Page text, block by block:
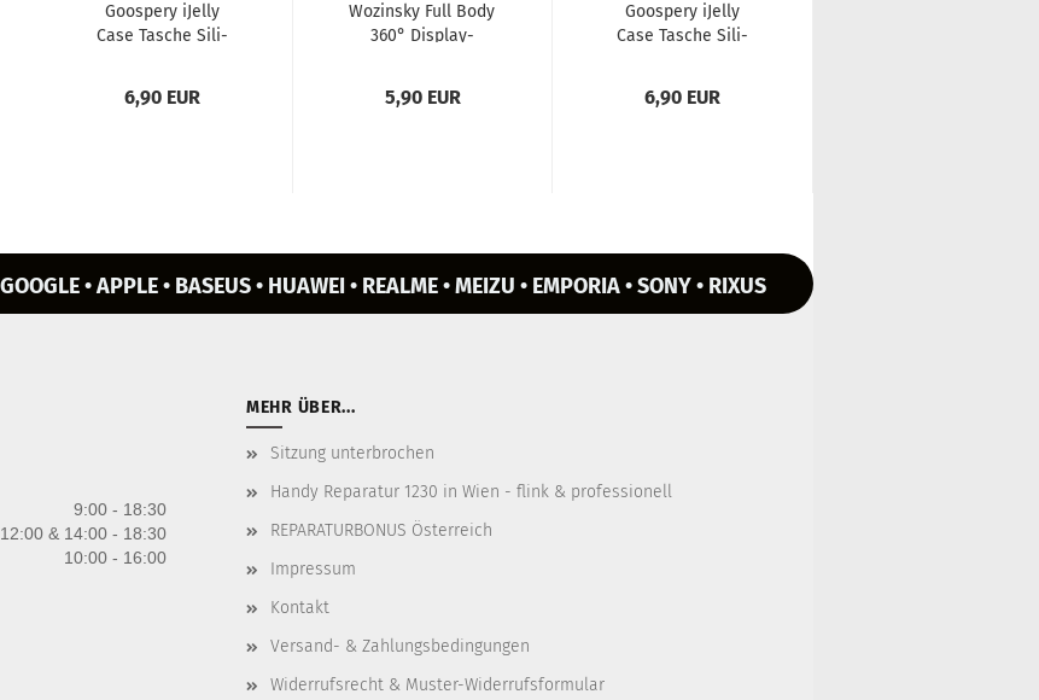
Goo­spe­ry iJel­ly
Case Ta­sche Si­li­
6,90 EUR
Wo­zin­sky Full Body
360° Dis­play­
5,90 EUR
Goo­spe­ry iJel­ly
Case Ta­sche Si­li­
6,90 EUR
• APPLE • BASEUS • HUAWEI • REALME • MEIZU • EMPORIA • SONY • RIXUS
9:00 - 18:30
& 14:00 - 18:30
10:00 - 16:00
MEHR ÜBER...
Sitzung unterbrochen
Handy Reparatur 1230 in Wien - flink & professionell
REPARATURBONUS Österreich
Impressum
Kontakt
Versand- & Zahlungsbedingungen
Widerrufsrecht & Muster-Widerrufsformular